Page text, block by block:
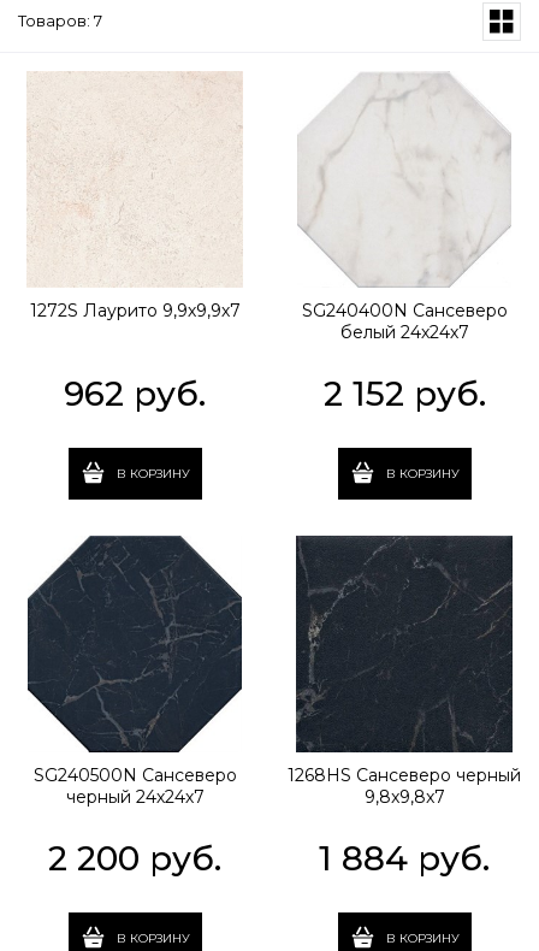
Товаров: 7
1272S Лаурито 9,9х9,9х7
962 руб.
В КОРЗИНУ
SG240400N Сансеверо
белый 24х24х7
2 152 руб.
В КОРЗИНУ
SG240500N Сансеверо
черный 24х24х7
2 200 руб.
В КОРЗИНУ
1268HS Сансеверо черный
9,8x9,8x7
1 884 руб.
В КОРЗИНУ